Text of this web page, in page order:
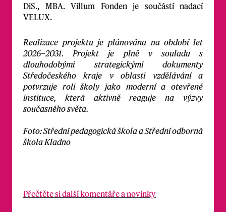
DiS., MBA. Villum Fonden je součástí nadací
VELUX.
Realizace projektu je plánována na období let
2026–2031. Projekt je plně v souladu s
dlouhodobými strategickými dokumenty
Středočeského kraje v oblasti vzdělávání a
potvrzuje roli školy jako moderní a otevřené
instituce, která aktivně reaguje na výzvy
současného světa.
Foto: Střední pedagogická škola a Střední odborná
škola Kladno
Přečtěte si další komentáře a novinky